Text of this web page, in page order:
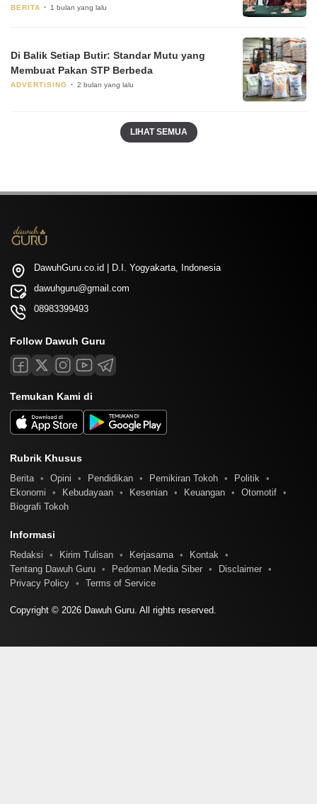
BERITA 1 bulan yang lalu
Di Balik Setiap Butir: Standar Mutu yang
Membuat Pakan STP Berbeda
ADVERTISING 2 bulan yang lalu
LIHAT SEMUA
DawuhGuru.co.id | D.I. Yogyakarta, Indonesia
dawuhguru@gmail.com
08983399493
Follow Dawuh Guru
Temukan Kami di
Rubrik Khusus
Berita Opini Pendidikan Pemikiran Tokoh
Politik
Ekonomi
Kebudayaan Kesenian Keuangan
Otomotif
Biografi Tokoh
Informasi
Redaksi Kirim Tulisan Kerjasama
Kontak
Tentang Dawuh Guru
Pedoman Media Siber
Disclaimer
Privacy Policy
Terms of Service
Copyright © 2026 Dawuh Guru. All rights reserved.